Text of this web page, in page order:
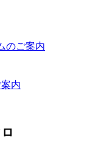
のご案内
内